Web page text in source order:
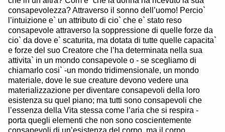
consapevolezza? Attraverso il sonno dell’uomo! Percio`
l’intuizione e` un attributo di cio` che e` stato reso
consapevole attraverso la soppressione di quelle forze da
cio` da dove e` scaturita, ma dotata di tutte quelle capacita`
e forze del suo Creatore che l’ha determinata nella sua
attivita` in un mondo consapevole o - se scegliamo di
chiamarlo cosi` -un mondo tridimensionale, un mondo
materiale, dove le sue creature devono vedere una
materializzazione per diventare consapevoli della loro
esistenza su quel piano; ma tutti sono consapevoli che
l’essenza della Vita stessa come l’aria che si respira -
porta quegli elementi che non sono coscientemente
consapevoli di un’esistenza del corpo, ma il corpo